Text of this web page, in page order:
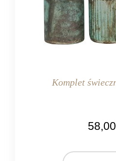
Komplet
58,00